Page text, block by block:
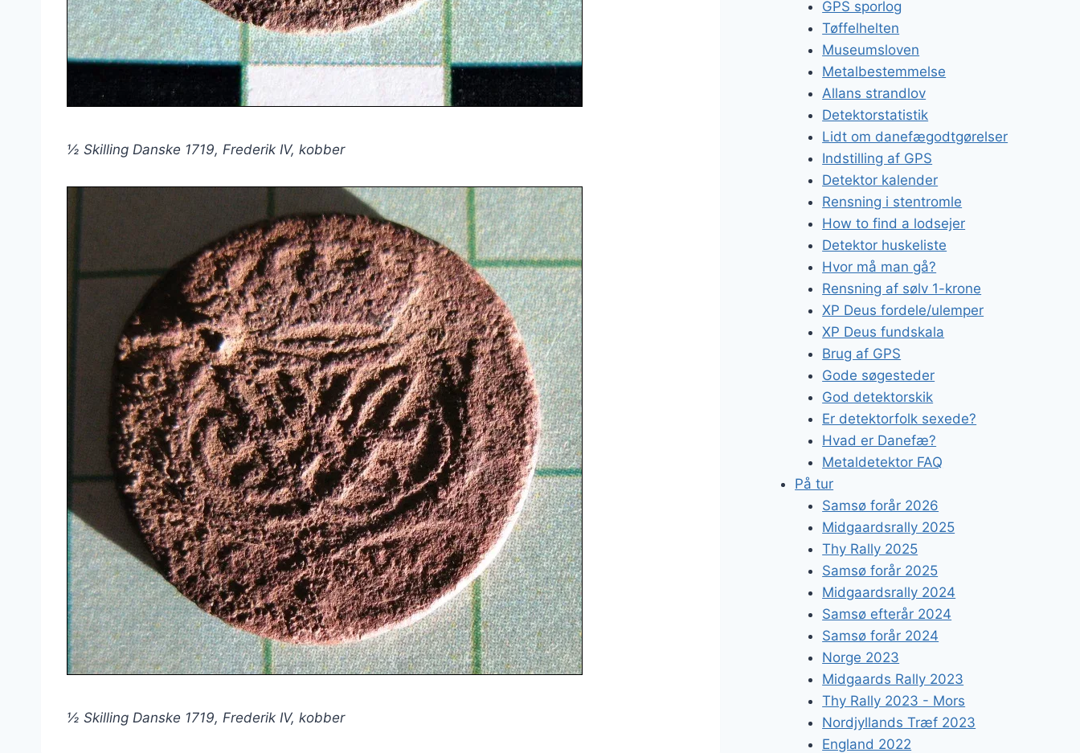
½ Skilling Danske 1719, Frederik IV, kobber
½ Skilling Danske 1719, Frederik IV, kobber
GPS sporlog
Tøffelhelten
Museumsloven
Metalbestemmelse
Allans strandlov
Detektorstatistik
Lidt om danefægodtgørelser
Indstilling af GPS
Detektor kalender
Rensning i stentromle
How to find a lodsejer
Detektor huskeliste
Hvor må man gå?
Rensning af sølv 1-krone
XP Deus fordele/ulemper
XP Deus fundskala
Brug af GPS
Gode søgesteder
God detektorskik
Er detektorfolk sexede?
Hvad er Danefæ?
Metaldetektor FAQ
På tur
Samsø forår 2026
Midgaardsrally 2025
Thy Rally 2025
Samsø forår 2025
Midgaardsrally 2024
Samsø efterår 2024
Samsø forår 2024
Norge 2023
Midgaards Rally 2023
Thy Rally 2023 - Mors
Nordjyllands Træf 2023
England 2022